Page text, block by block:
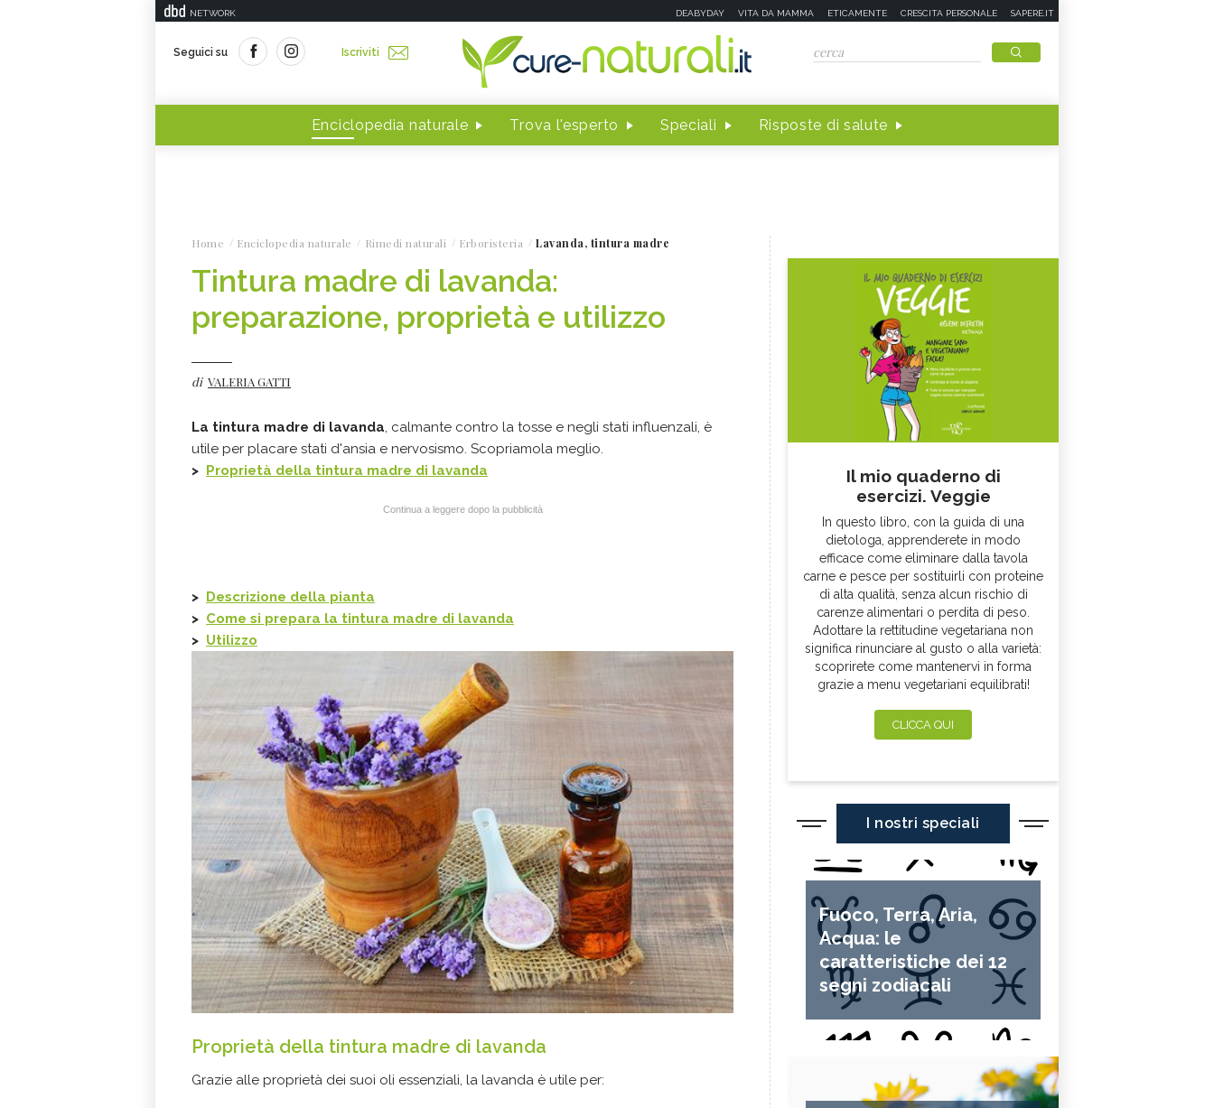
NETWORK DEABYDAY VITA DA MAMMA ETICAMENTE CRESCITA PERSONALE SAPERE.IT
Seguici su Iscriviti
Enciclopedia naturale Trova l'esperto Speciali Risposte di salute
Home Enciclopedia naturale Rimedi naturali Erboristeria Lavanda, tintura madre
Tintura madre di lavanda:
preparazione, proprietà e utilizzo
di VALERIA GATTI
La tintura madre di lavanda, calmante contro la tosse e negli stati influenzali, è
utile per placare stati d'ansia e nervosismo. Scopriamola meglio.
> Proprietà della tintura madre di lavanda
Continua a leggere dopo la pubblicità
> Descrizione della pianta
> Come si prepara la tintura madre di lavanda
> Utilizzo
Proprietà della tintura madre di lavanda
Grazie alle proprietà dei suoi oli essenziali, la lavanda è utile per:
Il mio quaderno di
esercizi. Veggie
In questo libro, con la guida di una
dietologa, apprenderete in modo
efficace come eliminare dalla tavola
carne e pesce per sostituirli con proteine
di alta qualità, senza alcun rischio di
carenze alimentari o perdita di peso.
Adottare la rettitudine vegetariana non
significa rinunciare al gusto o alla varietà:
scoprirete come mantenervi in forma
grazie a menu vegetariani equilibrati!
CLICCA QUI
I nostri speciali
Fuoco, Terra, Aria,
Acqua: le
caratteristiche dei 12
segni zodiacali